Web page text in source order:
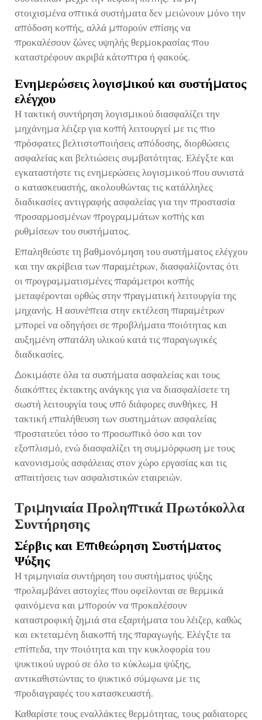
στοιχισμένα οπτικά συστήματα δεν μειώνουν μόνο την
απόδοση κοπής, αλλά μπορούν επίσης να
προκαλέσουν ζώνες υψηλής θερμοκρασίας που
καταστρέφουν ακριβά κάτοπτρα ή φακούς.
Ενημερώσεις λογισμικού και συστήματος
ελέγχου
Η τακτική συντήρηση λογισμικού διασφαλίζει την
μηχάνημα λέιζερ για κοπή λειτουργεί με τις πιο
πρόσφατες βελτιστοποιήσεις απόδοσης, διορθώσεις
ασφαλείας και βελτιώσεις συμβατότητας. Ελέγξτε και
εγκαταστήστε τις ενημερώσεις λογισμικού που συνιστά
ο κατασκευαστής, ακολουθώντας τις κατάλληλες
διαδικασίες αντιγραφής ασφαλείας για την προστασία
προσαρμοσμένων προγραμμάτων κοπής και
ρυθμίσεων του συστήματος.
Επαληθεύστε τη βαθμονόμηση του συστήματος ελέγχου
και την ακρίβεια των παραμέτρων, διασφαλίζοντας ότι
οι προγραμματισμένες παράμετροι κοπής
μεταφέρονται ορθώς στην πραγματική λειτουργία της
μηχανής. Η ασυνέπεια στην εκτέλεση παραμέτρων
μπορεί να οδηγήσει σε προβλήματα ποιότητας και
αυξημένη σπατάλη υλικού κατά τις παραγωγικές
διαδικασίες.
Δοκιμάστε όλα τα συστήματα ασφαλείας και τους
διακόπτες έκτακτης ανάγκης για να διασφαλίσετε τη
σωστή λειτουργία τους υπό διάφορες συνθήκες. Η
τακτική επαλήθευση των συστημάτων ασφαλείας
προστατεύει τόσο το προσωπικό όσο και τον
εξοπλισμό, ενώ διασφαλίζει τη συμμόρφωση με τους
κανονισμούς ασφάλειας στον χώρο εργασίας και τις
απαιτήσεις των ασφαλιστικών εταιρειών.
Τριμηνιαία Προληπτικά Πρωτόκολλα
Συντήρησης
Σέρβις και Επιθεώρηση Συστήματος
Ψύξης
Η τριμηνιαία συντήρηση του συστήματος ψύξης
προλαμβάνει αστοχίες που οφείλονται σε θερμικά
φαινόμενα και μπορούν να προκαλέσουν
καταστροφική ζημιά στα εξαρτήματα του λέιζερ, καθώς
και εκτεταμένη διακοπή της παραγωγής. Ελέγξτε τα
επίπεδα, την ποιότητα και την κυκλοφορία του
ψυκτικού υγρού σε όλο το κύκλωμα ψύξης,
αντικαθιστώντας το ψυκτικό σύμφωνα με τις
προδιαγραφές του κατασκευαστή.
Καθαρίστε τους εναλλάκτες θερμότητας, τους ραδιατορες